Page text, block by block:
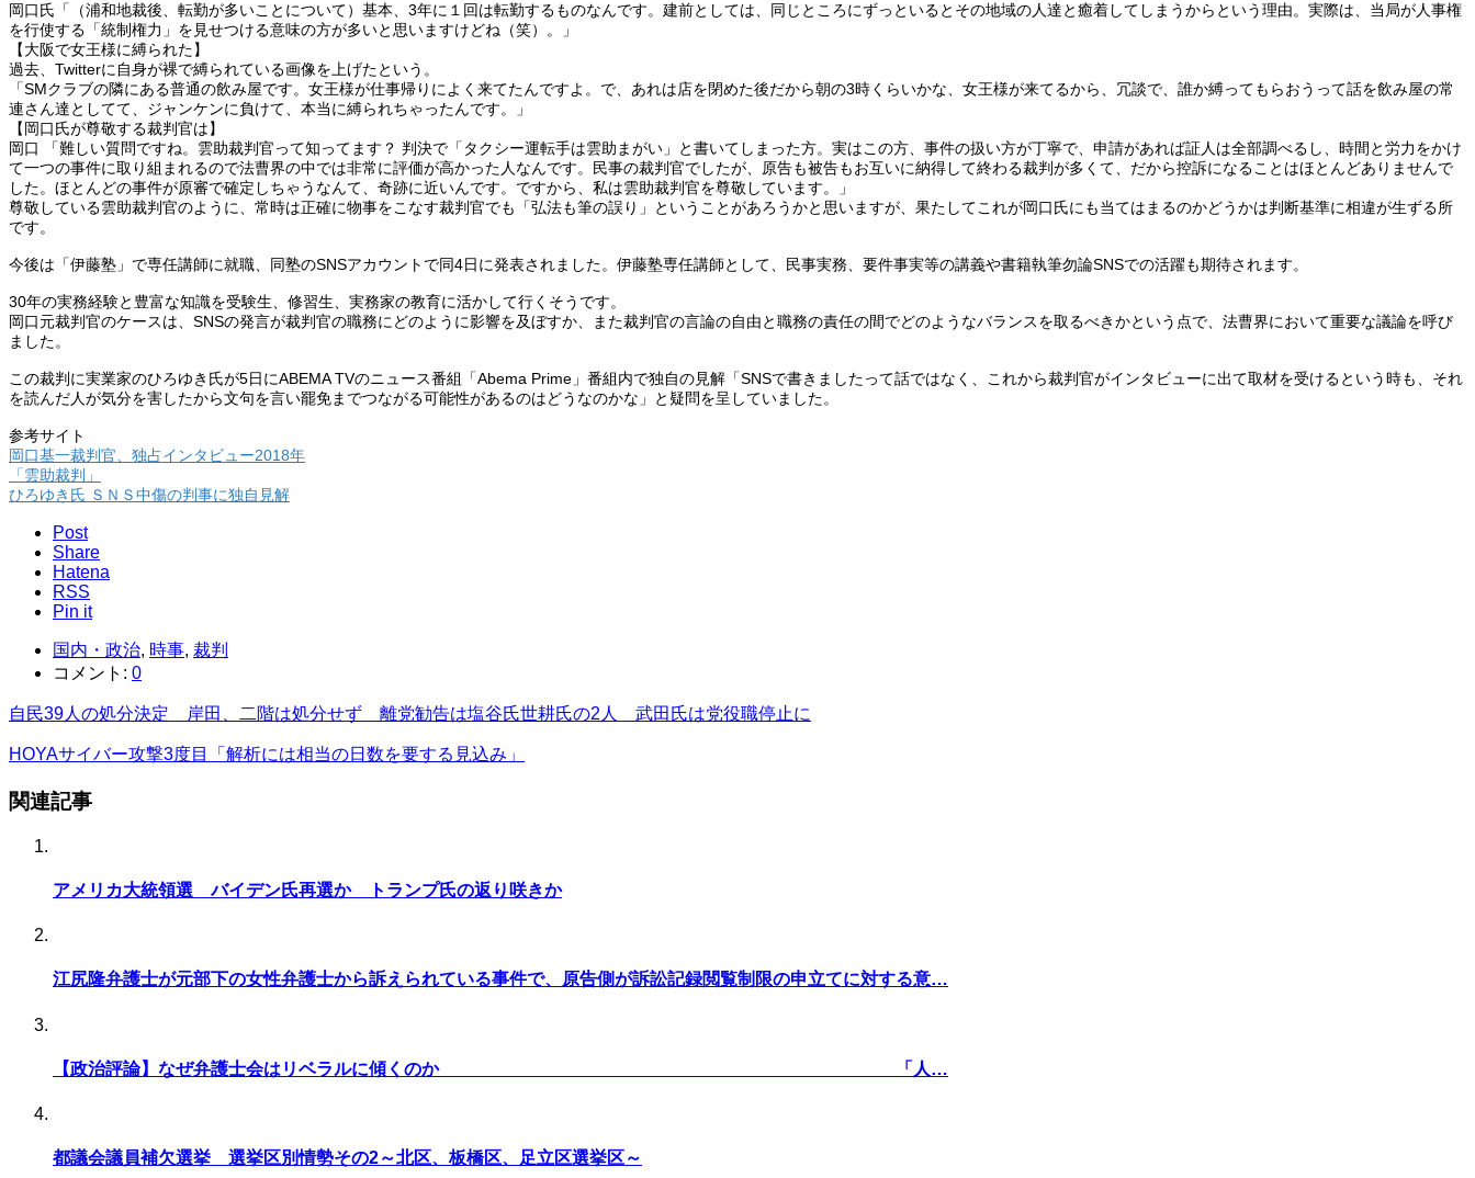
岡口氏「（浦和地裁後、転勤が多いことについて）基本、3年に１回は転勤するものなんです。建前としては、同じところにずっといるとその地域の人達と癒着してしまうからという理由。実際は、当局が人事権
を行使する「統制権力」を見せつける意味の方が多いと思いますけどね（笑）。」
【大阪で女王様に縛られた】
過去、Twitterに自身が裸で縛られている画像を上げたという。
「SMクラブの隣にある普通の飲み屋です。女王様が仕事帰りによく来てたんですよ。で、あれは店を閉めた後だから朝の3時くらいかな、女王様が来てるから、冗談で、誰か縛ってもらおうって話を飲み屋の常
連さん達としてて、ジャンケンに負けて、本当に縛られちゃったんです。」
【岡口氏が尊敬する裁判官は】
岡口 「難しい質問ですね。雲助裁判官って知ってます？ 判決で「タクシー運転手は雲助まがい」と書いてしまった方。実はこの方、事件の扱い方が丁寧で、申請があれば証人は全部調べるし、時間と労力をかけ
て一つの事件に取り組まれるので法曹界の中では非常に評価が高かった人なんです。民事の裁判官でしたが、原告も被告もお互いに納得して終わる裁判が多くて、だから控訴になることはほとんどありませんで
した。ほとんどの事件が原審で確定しちゃうなんて、奇跡に近いんです。ですから、私は雲助裁判官を尊敬しています。」
尊敬している雲助裁判官のように、常時は正確に物事をこなす裁判官でも「弘法も筆の誤り」ということがあろうかと思いますが、果たしてこれが岡口氏にも当てはまるのかどうかは判断基準に相違が生ずる所
です。
今後は「伊藤塾」で専任講師に就職、同塾のSNSアカウントで同4日に発表されました。伊藤塾専任講師として、民事実務、要件事実等の講義や書籍執筆勿論SNSでの活躍も期待されます。
30年の実務経験と豊富な知識を受験生、修習生、実務家の教育に活かして行くそうです。
岡口元裁判官のケースは、SNSの発言が裁判官の職務にどのように影響を及ぼすか、また裁判官の言論の自由と職務の責任の間でどのようなバランスを取るべきかという点で、法曹界において重要な議論を呼び
ました。
この裁判に実業家のひろゆき氏が5日にABEMA TVのニュース番組「Abema Prime」番組内で独自の見解「SNSで書きましたって話ではなく、これから裁判官がインタビューに出て取材を受けるという時も、それ
を読んだ人が気分を害したから文句を言い罷免までつながる可能性があるのはどうなのかな」と疑問を呈していました。
参考サイト
岡口基一裁判官、独占インタビュー2018年
「雲助裁判」
ひろゆき氏 ＳＮＳ中傷の判事に独自見解
Post
Share
Hatena
RSS
Pin it
国内・政治, 時事, 裁判
コメント: 0
自民39人の処分決定 岸田、二階は処分せず 離党勧告は塩谷氏世耕氏の2人 武田氏は党役職停止に
HOYAサイバー攻撃3度目「解析には相当の日数を要する見込み」
関連記事
アメリカ大統領選 バイデン氏再選か トランプ氏の返り咲きか
江尻隆弁護士が元部下の女性弁護士から訴えられている事件で、原告側が訴訟記録閲覧制限の申立てに対する意…
【政治評論】なぜ弁護士会はリベラルに傾くのか 「人…
都議会議員補欠選挙 選挙区別情勢その2～北区、板橋区、足立区選挙区～